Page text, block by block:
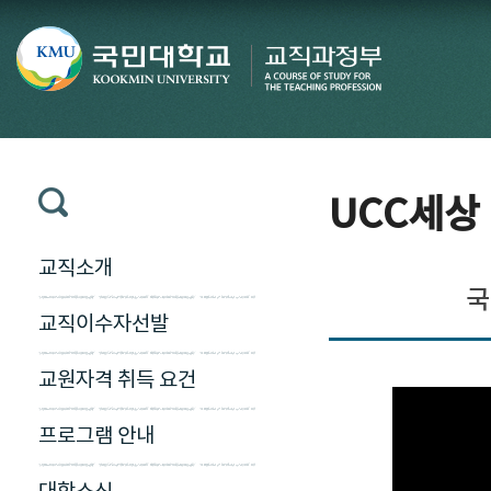
교직소개
교직이수자선발
교원자격 취득 요건
프로그램 안내
UCC세상